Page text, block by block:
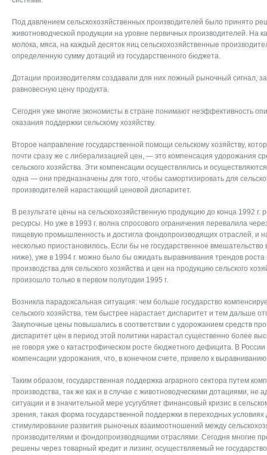
Под давлением сельскохозяйственных производителей было принято
животноводческой продукции на уровне первичных производителей. На
молока, мяса, на каждый десяток яиц сельскохозяйственные
определенную сумму дотаций из государственного бюджета.
Дотации производителям создавали для них ложный рыночный сигнал,
равновесную цену продукта.
Сегодня уже многие экономисты в стране понимают неэффективность
оказания поддержки сельскому хозяйству.
Второе направление государственной помощи сельскому хозяйству,
почти сразу же с либерализацией цен, — это компенсация удорожания
сельского хозяйства. Эти компенсации осуществлялись и
одна — они предназначены для того, чтобы самортизировать для
производителей нарастающий ценовой диспаритет.
В результате цены на сельскохозяйственную продукцию до конца 1992 г.
ресурсы. Но уже в 1993 г. волна спросового ограничения перевалила
пищевую промышленность и достигла фондопроизводящих отраслей, и
несколько приостановилось. Если бы не государственное
ниже), уже в 1994 г. можно было бы ожидать выравнивания трендов роста
производства для сельского хозяйства и цен на продукцию сельского
произошло только в первом полугодии 1995 г.
Возникла парадоксальная ситуация: чем больше государство
сельского хозяйства, тем быстрее нарастает диспаритет и тем дальше
Закупочные цены повышались в соответствии с удорожанием средств
диспаритет цен в период этой политики нарастал существенно более
не говоря уже о катастрофическом росте бюджетного дефицита. В
компенсации удорожания, что, в конечном счете, привело к
Таким образом, государственная поддержка аграрного сектора путем
производства, так же как и в случае с животноводческими дотациями, не
ситуации и в значительной мере усугубляет финансовый кризис в
зрения, такая форма государственной поддержки в переходных
стимулирование развития рыночных взаимоотношений между
производителями и фондопроизводящими отраслями. Сегодня многие
решены через товарный кредит и лизинг, осуществляемый не